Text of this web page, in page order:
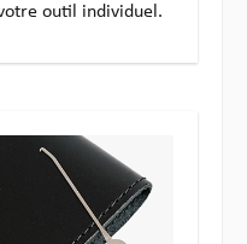
outil individuel.